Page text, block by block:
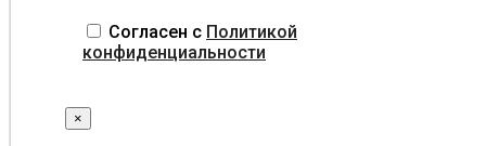
Согласен с Политикой
конфиденциальности
×